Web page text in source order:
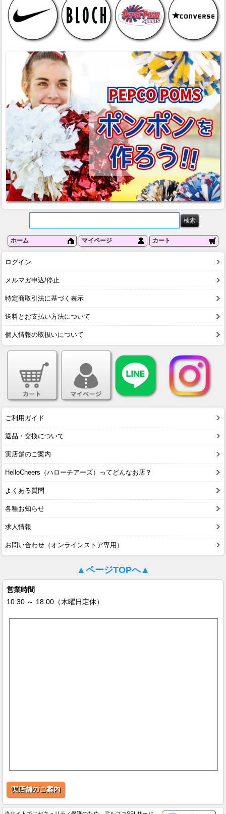
ホーム マイページ カート
ログイン
メルマガ申込/停止
特定商取引法に基づく表示
送料とお支払い方法について
個人情報の取扱いについて
ご利用ガイド
返品・交換について
実店舗のご案内
HelloCheers（ハローチアーズ）ってどんなお店？
よくある質問
各種お知らせ
求人情報
お問い合わせ（オンラインストア専用）
▲ページTOPへ▲
営業時間
10:30 ～ 18:00（木曜日定休）
実店舗のご案内